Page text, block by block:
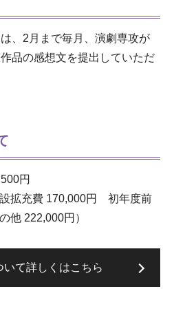
、2月まで毎月、演劇専攻が
品の感想文を提出していただ
円
拡充費 170,000円 初年度前
他 222,000円）
いて詳しくはこちら